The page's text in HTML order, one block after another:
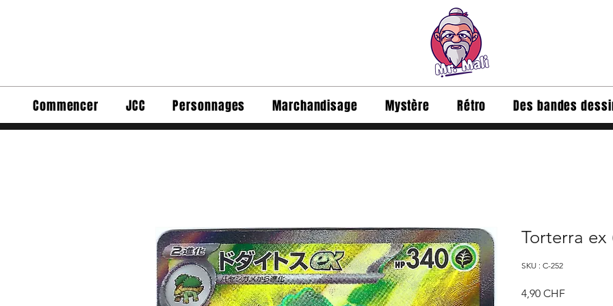
Commencer JCC Personnages Marchandisage Mystère Rétro Des bandes
Torterra ex
SKU : C-252
4,90 CHFPrix